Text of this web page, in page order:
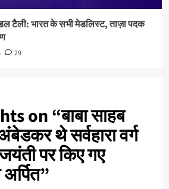
टैली: भारत के सभी मेडलिस्ट, ताज़ा पदक
29
on “बाबा साहब
थे सर्वहारा वर्ग
पर किए गए
”